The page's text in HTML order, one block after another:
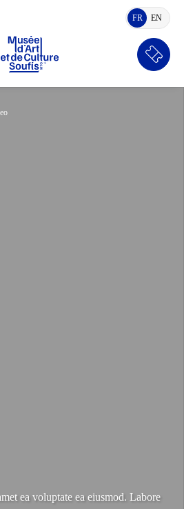
FRFRANÇAIS
EN
ea voluptate ea eiusmod. Labore